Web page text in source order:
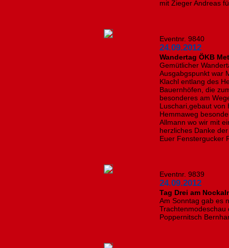
mit Zieger Andreas
Eventnr. 9840
24.09.2012
Wandertag ÖKB
Gemütlicher
Ausgabgspunkt war
Klachl entlang des
Bauernhöfen, die
besonderes am
Luschari,gebaut von
Hemmaweg
Allmann wo wir mit
herzliches Danke
Euer Fenstergucker
Eventnr. 9839
24.09.2012
Tag Drei am
Am Sonntag gab es
Poppernitsch